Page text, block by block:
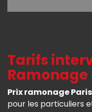
Tarifs
Ramonage
Prix ramonage
pour les particuliers